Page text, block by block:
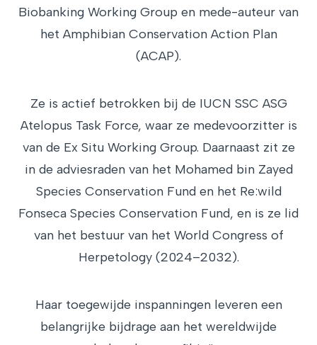
Biobanking Working Group en mede-auteur van
het Amphibian Conservation Action Plan
(ACAP).
Ze is actief betrokken bij de IUCN SSC ASG
Atelopus Task Force, waar ze medevoorzitter is
van de Ex Situ Working Group. Daarnaast zit ze
in de adviesraden van het Mohamed bin Zayed
Species Conservation Fund en het Re:wild
Fonseca Species Conservation Fund, en is ze lid
van het bestuur van het World Congress of
Herpetology (2024–2032).
Haar toegewijde inspanningen leveren een
belangrijke bijdrage aan het wereldwijde